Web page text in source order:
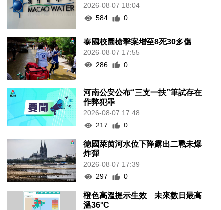
2026-08-07 18:04
584
0
泰國校園槍擊案增至8死30多傷
2026-08-07 17:55
286
0
河南公安公布“三支一扶”筆試存在
作弊犯罪
2026-08-07 17:48
217
0
德國萊茵河水位下降露出二戰未爆
炸彈
2026-08-07 17:39
297
0
橙色高溫提示生效 未來數日最高
溫36°C